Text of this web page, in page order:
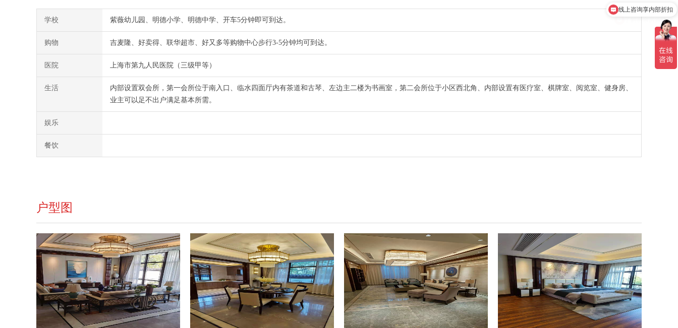
学校 紫薇幼儿园、明德小学、明德中学、开车5分钟即可到达。
购物 吉麦隆、好卖得、联华超市、好又多等购物中心步行3-5分钟均可到达。
医院 上海市第九人民医院（三级甲等）
生活
内部设置双会所，第一会所位于南入口、临水四面厅内有茶道和古琴、左边主二楼为书画室，第二会所位于小区西北角、内部设置有医疗室、棋牌室、阅览室、健身房、
业主可以足不出户满足基本所需。
娱乐
餐饮
户型图
了解剩余房源情况